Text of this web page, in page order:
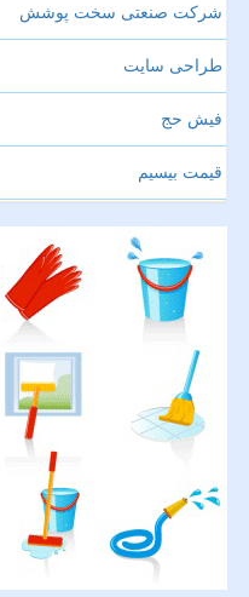
شرکت صنعتی سخت پوشش
طراحی سایت
فیش حج
قیمت بیسیم